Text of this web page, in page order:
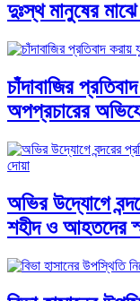
দুঃস্থ মানুষের
চাঁদাবাজির
অপপ্রচারের
অভির উদ্যোগে
শহীদ ও আহতদের